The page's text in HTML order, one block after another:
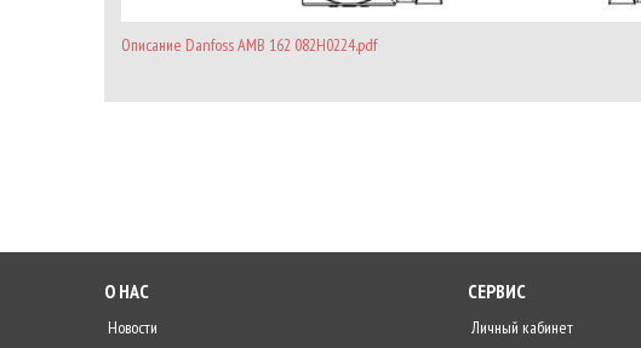
Описание Danfoss AMB 162 082H0224.pdf
О НАС
Новости
СЕРВИС
Личный кабинет